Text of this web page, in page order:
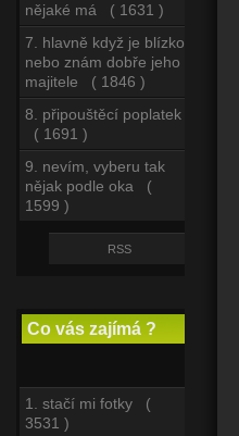
nějaké má ( 1631 )
7. hlavně když je blízko
nebo znám dobře jeho
majitele ( 1846 )
8. připouštěcí poplatek
( 1691 )
9. nevím, vyberu tak
nějak podle oka (
1599 )
RSS
Co vás zajímá ?
1. stačí mi fotky (
3531 )